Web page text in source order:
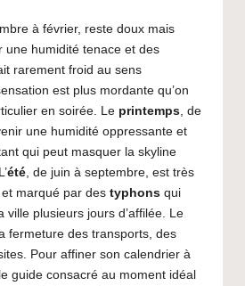
à février, reste doux mais
une humidité tenace et des
rarement froid au sens
est plus mordante qu’on
en soirée. Le printemps, de
une humidité oppressante et
qui peut masquer la skyline
été, de juin à septembre, est très
marqué par des typhons qui
ville plusieurs jours d’affilée. Le
fermeture des transports, des
Pour affiner son calendrier à
guide consacré au moment idéal